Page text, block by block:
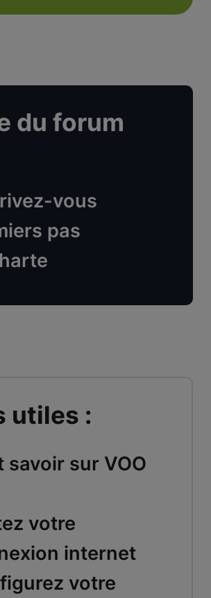
du forum
vous
pas
utiles :
savoir sur VOO
votre
internet
votre